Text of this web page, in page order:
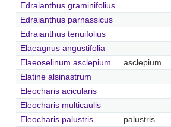
Edraianthus graminifolius
Edraianthus parnassicus
Edraianthus tenuifolius
Elaeagnus angustifolia
Elaeoselinum asclepium
asclepium
Elatine alsinastrum
Eleocharis acicularis
Eleocharis multicaulis
Eleocharis palustris
palustris